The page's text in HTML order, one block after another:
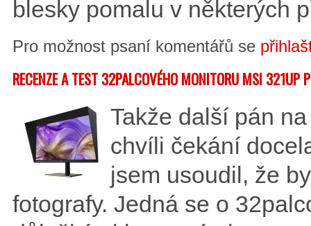
blesky pomalu v některých
Pro možnost psaní komentářů se
RECENZE A TEST 32PALCOVÉHO MONITORU MSI 321UP
Takže další pán
chvíli čekání
jsem usoudil, že
fotografy. Jedná se o